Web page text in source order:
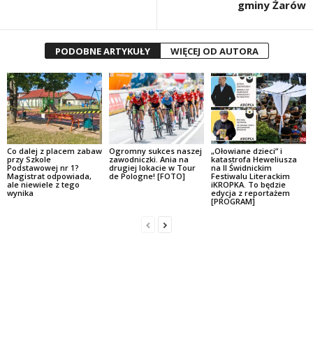
gminy Żarów
PODOBNE ARTYKUŁY WIĘCEJ OD AUTORA
Co dalej z placem zabaw
przy Szkole
Podstawowej nr 1?
Magistrat odpowiada,
ale niewiele z tego
wynika
Ogromny sukces naszej
zawodniczki. Ania na
drugiej lokacie w Tour
de Pologne! [FOTO]
„Ołowiane dzieci” i
katastrofa Heweliusza
na II Świdnickim
Festiwalu Literackim
iKROPKA. To będzie
edycja z reportażem
[PROGRAM]